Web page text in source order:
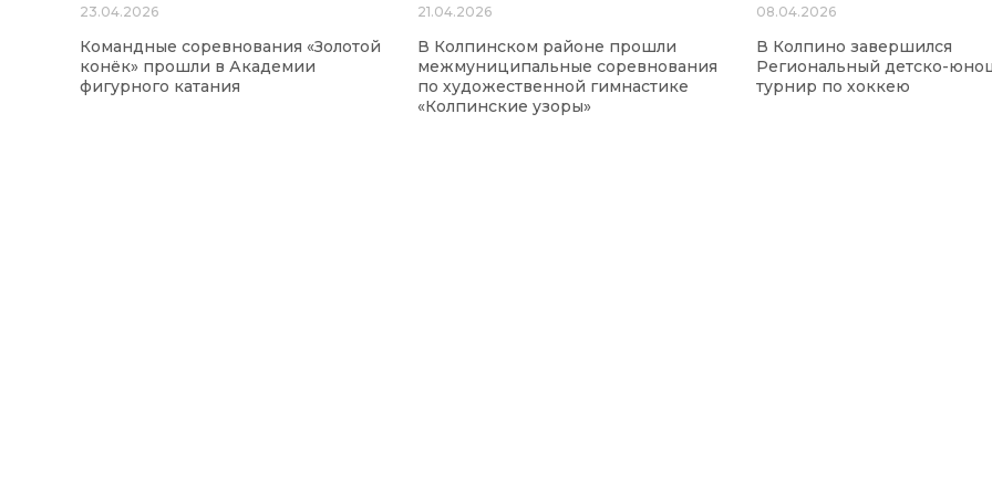
23.04.2026
Командные соревнования «Золотой
конёк» прошли в Академии
фигурного катания
21.04.2026
В Колпинском районе прошли
межмуниципальные соревнования
по художественной гимнастике
«Колпинские узоры»
08.04.2026
В Колпино завершился
Региональный детско-
турнир по хоккею